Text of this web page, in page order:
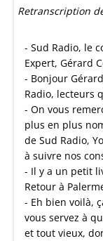
Retranscription
- Sud Radio, le
Expert, Gérard
- Bonjour
Radio, lecteurs
- On vous
plus en plus
de Sud Radio,
à suivre nos
- Il y a un petit
Retour à
- Eh bien voilà,
vous servez à
et tout vieux,